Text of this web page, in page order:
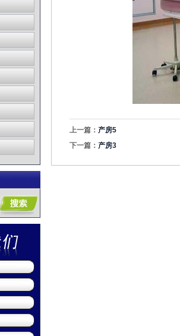
上一篇： 产房5
下一篇： 产房3